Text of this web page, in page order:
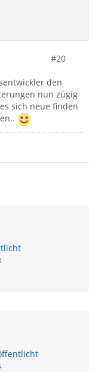
#20
den
nun zügig
sich neue finden